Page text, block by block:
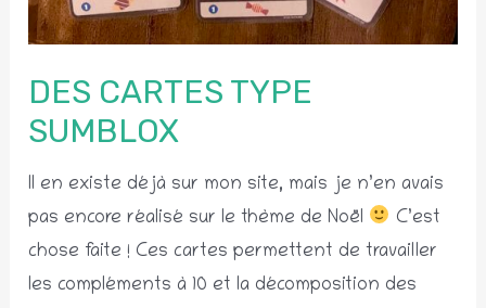
DES CARTES TYPE
SUMBLOX
Il en existe déjà sur mon site, mais je n’en avais
pas encore réalisé sur le thème de Noël
C’est
chose faite ! Ces cartes permettent de travailler
les compléments à 10 et la décomposition des